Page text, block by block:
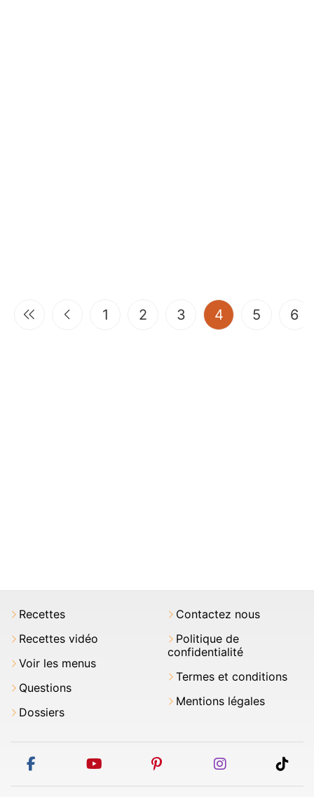
1 2 3 4(current)
5 6
Recettes
Recettes vidéo
Voir les menus
Questions
Dossiers
Contactez nous
Politique de
confidentialité
Termes et conditions
Mentions légales
facebook youtube pinterest instagram